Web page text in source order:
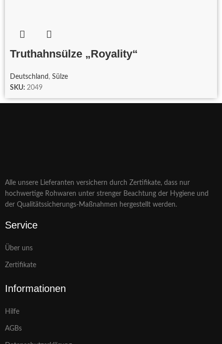
Truthahnsülze „Royality“
Deutschland , Sülze
SKU: 2049
Alle unsere Lieferanten versichern durch Zertifikate, dass nur
hochwertige Rohwaren unter strenger Beachtung der Hygiene und
der Qualitätssicherungs-Maßnahmen hergestellt werden.
Service
Über uns
Zertifikate
Informationen
Hilfe
AGBs